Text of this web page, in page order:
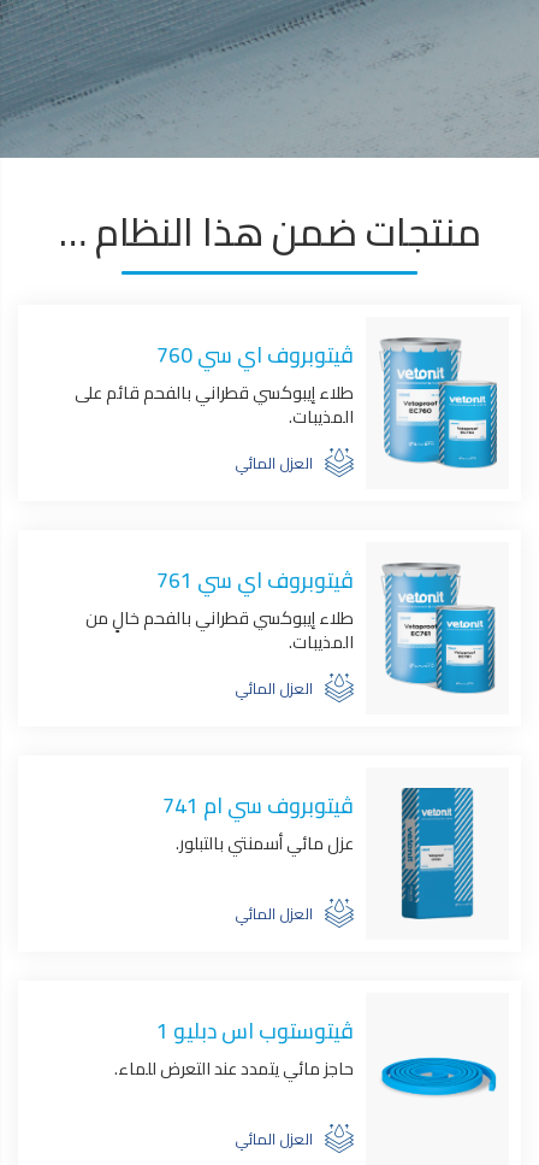
منتجات ضمن هذا النظام …
ڤيتوبروف اي سي 760
طلاء إيبوكسي قطراني بالفحم قائم على
المذيبات.
العزل المائي
ڤيتوبروف اي سي 761
طلاء إيبوكسي قطراني بالفحم خالٍ من
المذيبات.
العزل المائي
ڤيتوبروف سي ام 741
عزل مائي أسمنتي بالتبلور.
العزل المائي
ڤيتوستوب اس دبليو 1
حاجز مائي يتمدد عند التعرض للماء.
العزل المائي